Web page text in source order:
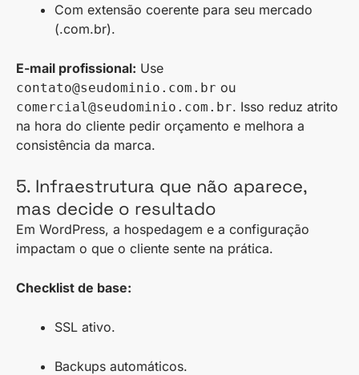
Com extensão coerente para seu mercado
(.com.br).
E-mail profissional: Use
contato@seudominio.com.br ou
comercial@seudominio.com.br. Isso reduz atrito
na hora do cliente pedir orçamento e melhora a
consistência da marca.
5. Infraestrutura que não aparece,
mas decide o resultado
Em WordPress, a hospedagem e a configuração
impactam o que o cliente sente na prática.
Checklist de base:
SSL ativo.
Backups automáticos.